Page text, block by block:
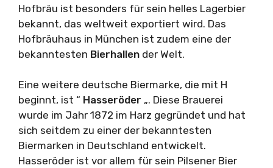
Hofbräu ist besonders für sein helles Lagerbier
bekannt, das weltweit exportiert wird. Das
Hofbräuhaus in München ist zudem eine der
bekanntesten Bierhallen der Welt.
Eine weitere deutsche Biermarke, die mit H
beginnt, ist “ Hasseröder „. Diese Brauerei
wurde im Jahr 1872 im Harz gegründet und hat
sich seitdem zu einer der bekanntesten
Biermarken in Deutschland entwickelt.
Hasseröder ist vor allem für sein Pilsener Bier